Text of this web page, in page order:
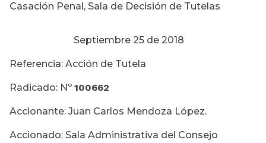
Casación Penal, Sala de Decisión de Tutelas
Septiembre 25 de 2018
Referencia: Acción de Tutela
Radicado: Nº 100662
Accionante: Juan Carlos Mendoza López.
Accionado: Sala Administrativa del Consejo